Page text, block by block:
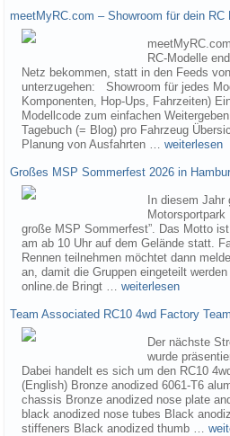
meetMyRC.com – Showroom für dein RC
RC-Modelle
Netz bekommen, statt in den Feeds
unterzugehen: Showroom für jedes
Komponenten, Hop-Ups, Fahrzeiten)
Modellcode zum einfachen
Tagebuch (= Blog) pro Fahrzeug
Planung von Ausfahrten … weiterlesen
Großes MSP Sommerfest 2026 in
In diesem
Motorsportpark
große MSP Sommerfest”. Das Motto
am ab 10 Uhr auf dem Gelände statt.
Rennen teilnehmen möchtet dann
an, damit die Gruppen eingeteilt
online.de Bringt … weiterlesen
Team Associated RC10 4wd Factory
Der nächste
wurde
Dabei handelt es sich um den RC10
(English) Bronze anodized 6061-T6
chassis Bronze anodized nose plate
black anodized nose tubes Black
stiffeners Black anodized thumb …